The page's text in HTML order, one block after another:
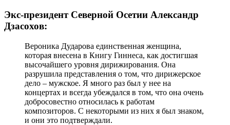
Экс-президент Северной Осетии Александр
Дзасохов:
Вероника Дударова единственная женщина,
которая внесена в Книгу Гиннеса, как достигшая
высочайшего уровня дирижирования. Она
разрушила представления о том, что дирижерское
дело – мужское. Я много раз был у нее на
концертах и всегда убеждался в том, что она очень
добросовестно относилась к работам
композиторов. С некоторыми из них я был знаком,
и они это подтверждали.